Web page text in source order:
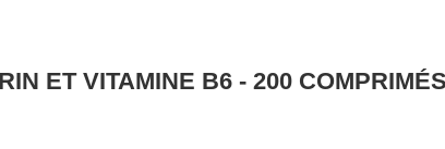
ET VITAMINE B6 - 200 COMPRIMÉS